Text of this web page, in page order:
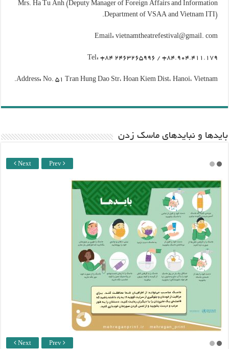
Mrs. Ha Tu Anh (Deputy Manager of Foreign Affairs and Information
Department of VSAA and Vietnam ITI).
Email: vietnamtheatrefestival@gmail. com
Tel: +84 2463265996 / +84.904.411.179
Address: No. 51 Tran Hung Dao Str، Hoan Kiem Dist، Hanoi، Vietnam.
باید‌ها و نبایدهای ماسک زدن
Next Prev
Next Prev